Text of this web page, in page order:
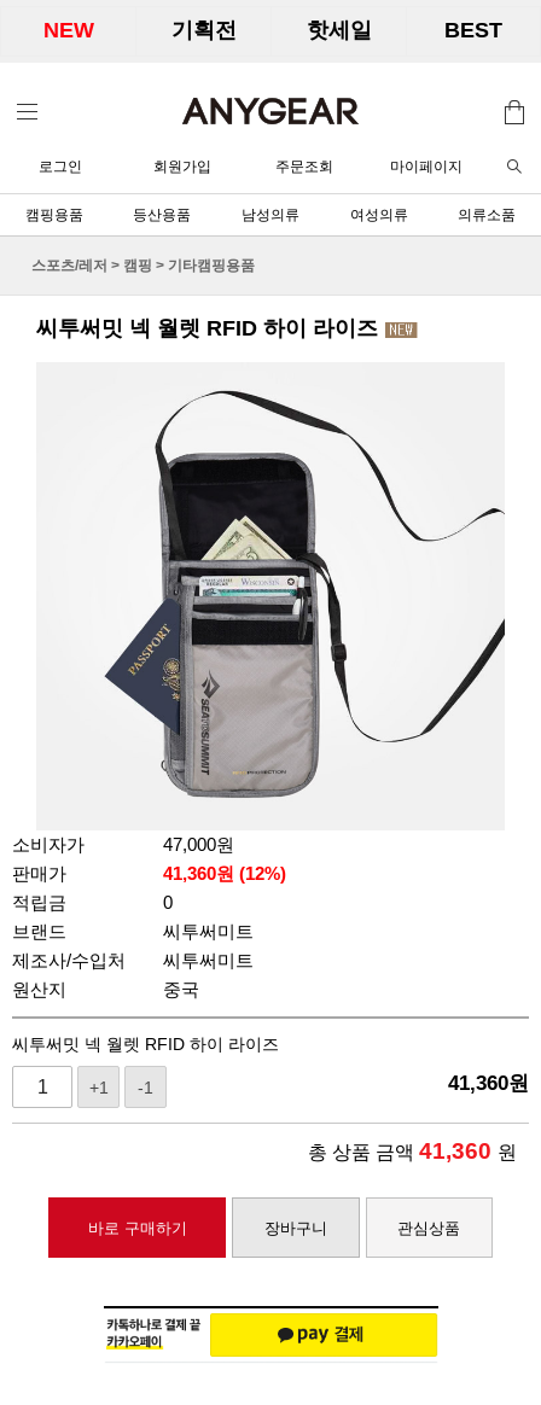
NEW 기획전 핫세일 BEST
로그인 회원가입 주문조회 마이페이지
캠핑용품 등산용품 남성의류 여성의류 의류소품
스포츠/레저 > 캠핑 > 기타캠핑용품
씨투써밋 넥 월렛 RFID 하이 라이즈
소비자가
47,000원
판매가
41,360원 (12%)
적립금
0
브랜드
씨투써미트
제조사/수입처
씨투써미트
원산지
중국
씨투써밋 넥 월렛 RFID 하이 라이즈
+1 -1 41,360원
총 상품 금액 41,360 원
바로 구매하기 장바구니 관심상품